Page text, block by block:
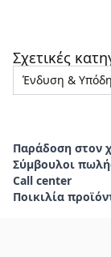
Σχετικές
Ένδυση &
Παράδοση στον
Σύμβουλοι
Call center
Ποικιλία